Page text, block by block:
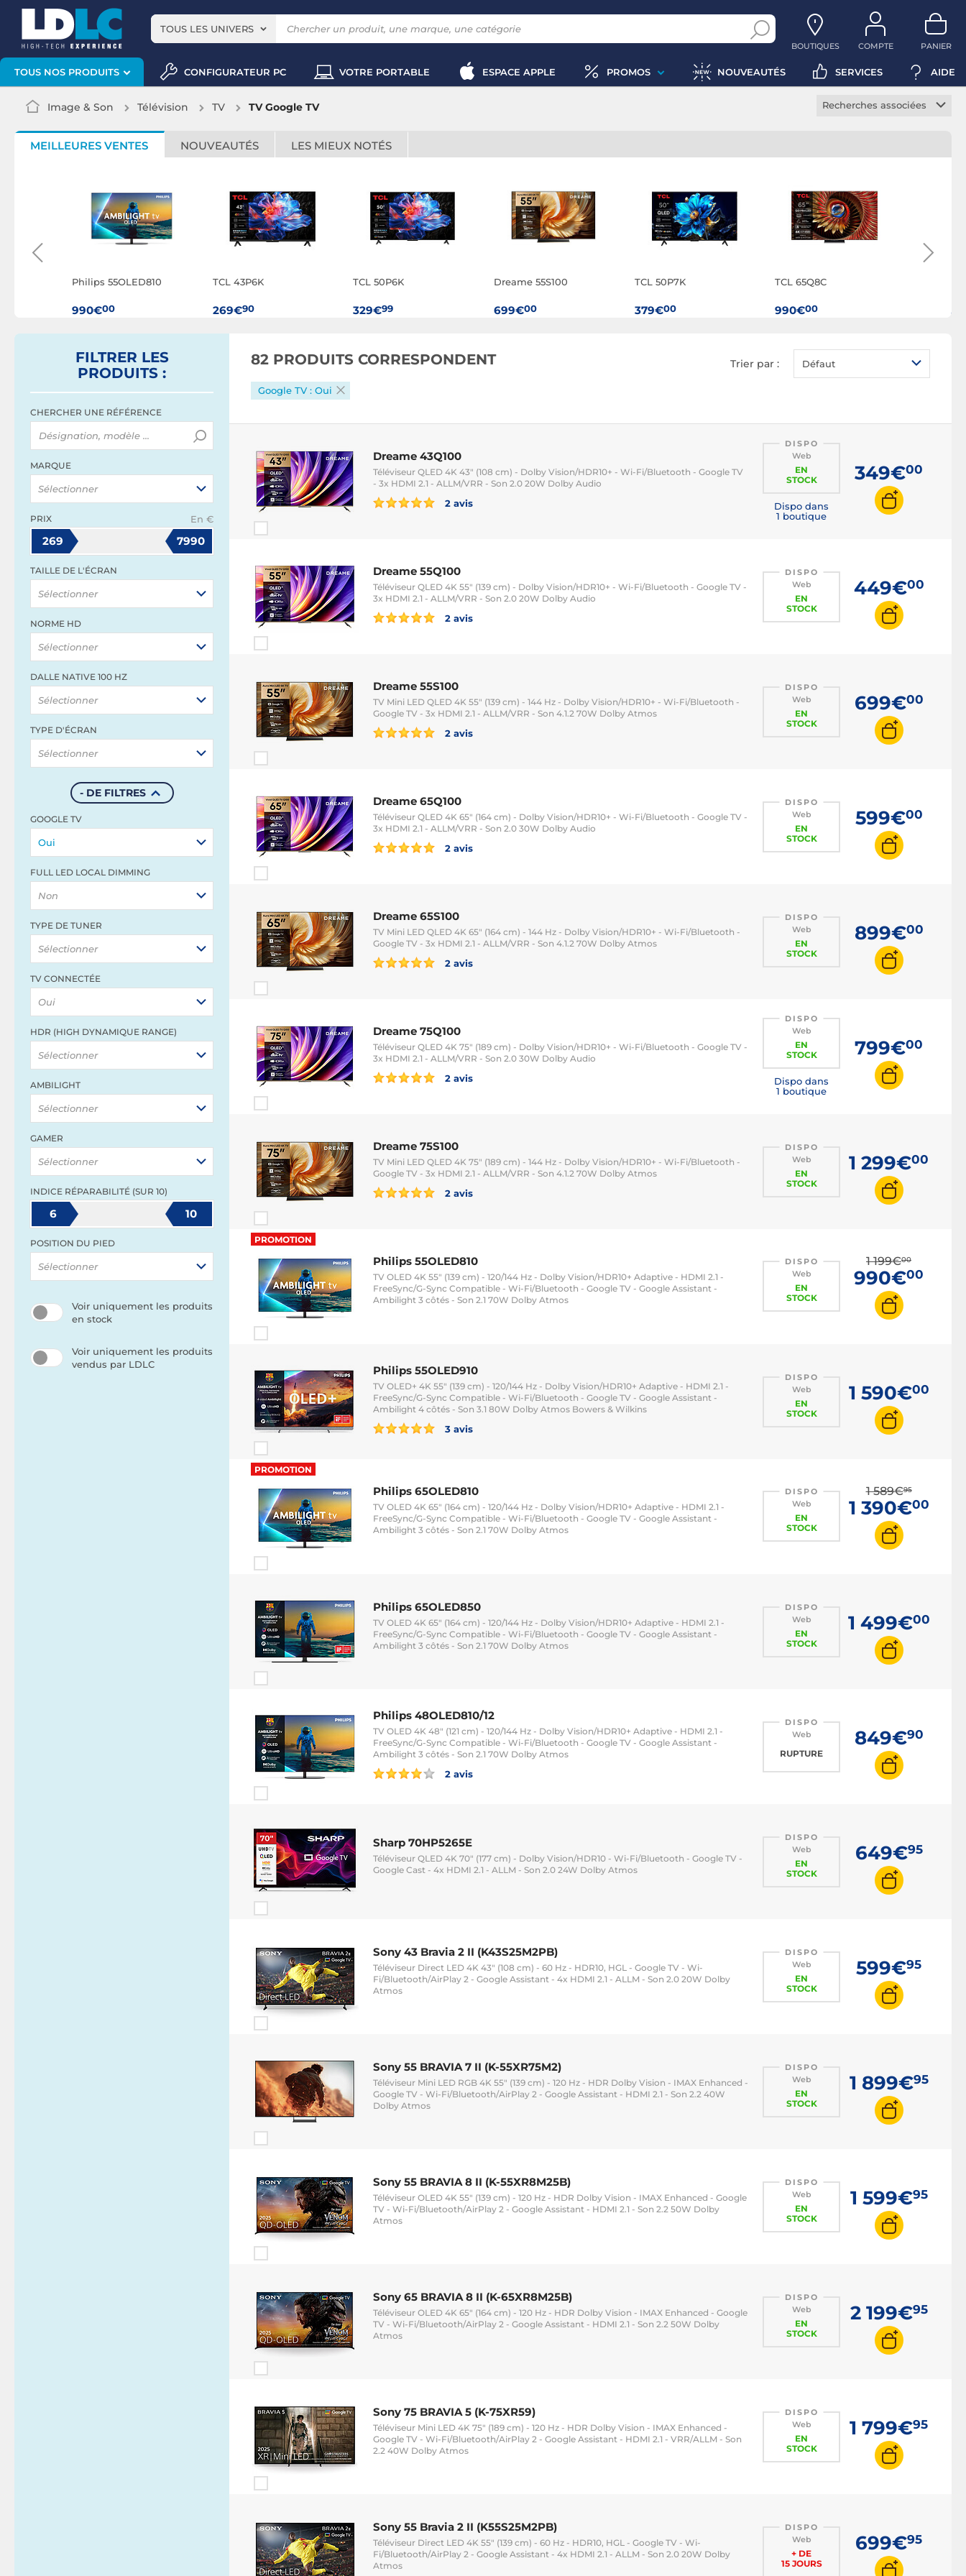
TOUS LES UNIVERS
BOUTIQUES COMPTE PANIER
TOUS NOS PRODUITS CONFIGURATEUR PC VOTRE PORTABLE ESPACE APPLE PROMOS NOUVEAUTÉS SERVICES AIDE
Image & Son Télévision TV TV Google TV
Recherches associées
TV 50 pouces
TV 55 pouces
TV 65 pouces
TV 4K
TV 100 Hz
TV Bluetooth
TV DLNA
TV gamer
TV HDMI 2.1
MEILLEURES VENTES NOUVEAUTÉS LES MIEUX NOTÉS
Philips 55OLED810
990€00
TCL 43P6K
269€90
TCL 50P6K
329€99
Dreame 55S100
699€00
TCL 50P7K
379€00
TCL 65Q8C
990€00 1 290€
FILTRER LES
PRODUITS :
CHERCHER UNE RÉFÉRENCE
MARQUE
Sélectionner
PRIX En €
269 7990
TAILLE DE L'ÉCRAN
Sélectionner
NORME HD
Sélectionner
DALLE NATIVE 100 HZ
Sélectionner
TYPE D'ÉCRAN
Sélectionner
- DE FILTRES
GOOGLE TV
Oui
FULL LED LOCAL DIMMING
Non
TYPE DE TUNER
Sélectionner
TV CONNECTÉE
Oui
HDR (HIGH DYNAMIQUE RANGE)
Sélectionner
AMBILIGHT
Sélectionner
GAMER
Sélectionner
INDICE RÉPARABILITÉ (SUR 10)
6 10
POSITION DU PIED
Sélectionner
Voir uniquement les produits
en stock
Voir uniquement les produits
vendus par LDLC
82 PRODUITS CORRESPONDENT Trier par : Défaut
Google TV : Oui
Dreame 43Q100
Téléviseur QLED 4K 43" (108 cm) - Dolby Vision/HDR10+ - Wi-Fi/Bluetooth - Google TV
- 3x HDMI 2.1 - ALLM/VRR - Son 2.0 20W Dolby Audio
2 avis
DISPO
Web
EN
STOCK
Dispo dans
1 boutique
349€00
Dreame 55Q100
Téléviseur QLED 4K 55" (139 cm) - Dolby Vision/HDR10+ - Wi-Fi/Bluetooth - Google TV -
3x HDMI 2.1 - ALLM/VRR - Son 2.0 20W Dolby Audio
2 avis
DISPO
Web
EN
STOCK
449€00
Dreame 55S100
TV Mini LED QLED 4K 55" (139 cm) - 144 Hz - Dolby Vision/HDR10+ - Wi-Fi/Bluetooth -
Google TV - 3x HDMI 2.1 - ALLM/VRR - Son 4.1.2 70W Dolby Atmos
2 avis
DISPO
Web
EN
STOCK
699€00
Dreame 65Q100
Téléviseur QLED 4K 65" (164 cm) - Dolby Vision/HDR10+ - Wi-Fi/Bluetooth - Google TV -
3x HDMI 2.1 - ALLM/VRR - Son 2.0 30W Dolby Audio
2 avis
DISPO
Web
EN
STOCK
599€00
Dreame 65S100
TV Mini LED QLED 4K 65" (164 cm) - 144 Hz - Dolby Vision/HDR10+ - Wi-Fi/Bluetooth -
Google TV - 3x HDMI 2.1 - ALLM/VRR - Son 4.1.2 70W Dolby Atmos
2 avis
DISPO
Web
EN
STOCK
899€00
Dreame 75Q100
Téléviseur QLED 4K 75" (189 cm) - Dolby Vision/HDR10+ - Wi-Fi/Bluetooth - Google TV -
3x HDMI 2.1 - ALLM/VRR - Son 2.0 30W Dolby Audio
2 avis
DISPO
Web
EN
STOCK
Dispo dans
1 boutique
799€00
Dreame 75S100
TV Mini LED QLED 4K 75" (189 cm) - 144 Hz - Dolby Vision/HDR10+ - Wi-Fi/Bluetooth -
Google TV - 3x HDMI 2.1 - ALLM/VRR - Son 4.1.2 70W Dolby Atmos
2 avis
DISPO
Web
EN
STOCK
1 299€00
PROMOTION
Philips 55OLED810
TV OLED 4K 55" (139 cm) - 120/144 Hz - Dolby Vision/HDR10+ Adaptive - HDMI 2.1 -
FreeSync/G-Sync Compatible - Wi-Fi/Bluetooth - Google TV - Google Assistant -
Ambilight 3 côtés - Son 2.1 70W Dolby Atmos
DISPO
Web
EN
STOCK
1 199€00
990€00
Philips 55OLED910
TV OLED+ 4K 55" (139 cm) - 120/144 Hz - Dolby Vision/HDR10+ Adaptive - HDMI 2.1 -
FreeSync/G-Sync Compatible - Wi-Fi/Bluetooth - Google TV - Google Assistant -
Ambilight 4 côtés - Son 3.1 80W Dolby Atmos Bowers & Wilkins
3 avis
DISPO
Web
EN
STOCK
1 590€00
PROMOTION
Philips 65OLED810
TV OLED 4K 65" (164 cm) - 120/144 Hz - Dolby Vision/HDR10+ Adaptive - HDMI 2.1 -
FreeSync/G-Sync Compatible - Wi-Fi/Bluetooth - Google TV - Google Assistant -
Ambilight 3 côtés - Son 2.1 70W Dolby Atmos
DISPO
Web
EN
STOCK
1 589€95
1 390€00
Philips 65OLED850
TV OLED 4K 65" (164 cm) - 120/144 Hz - Dolby Vision/HDR10+ Adaptive - HDMI 2.1 -
FreeSync/G-Sync Compatible - Wi-Fi/Bluetooth - Google TV - Google Assistant -
Ambilight 3 côtés - Son 2.1 70W Dolby Atmos
DISPO
Web
EN
STOCK
1 499€00
Philips 48OLED810/12
TV OLED 4K 48" (121 cm) - 120/144 Hz - Dolby Vision/HDR10+ Adaptive - HDMI 2.1 -
FreeSync/G-Sync Compatible - Wi-Fi/Bluetooth - Google TV - Google Assistant -
Ambilight 3 côtés - Son 2.1 70W Dolby Atmos
2 avis
DISPO
Web
RUPTURE
849€90
Sharp 70HP5265E
Téléviseur QLED 4K 70" (177 cm) - Dolby Vision/HDR10 - Wi-Fi/Bluetooth - Google TV -
Google Cast - 4x HDMI 2.1 - ALLM - Son 2.0 24W Dolby Atmos
DISPO
Web
EN
STOCK
649€95
Sony 43 Bravia 2 II (K43S25M2PB)
Téléviseur Direct LED 4K 43" (108 cm) - 60 Hz - HDR10, HGL - Google TV - Wi-
Fi/Bluetooth/AirPlay 2 - Google Assistant - 4x HDMI 2.1 - ALLM - Son 2.0 20W Dolby
Atmos
DISPO
Web
EN
STOCK
599€95
Sony 55 BRAVIA 7 II (K-55XR75M2)
Téléviseur Mini LED RGB 4K 55" (139 cm) - 120 Hz - HDR Dolby Vision - IMAX Enhanced -
Google TV - Wi-Fi/Bluetooth/AirPlay 2 - Google Assistant - HDMI 2.1 - Son 2.2 40W
Dolby Atmos
DISPO
Web
EN
STOCK
1 899€95
Sony 55 BRAVIA 8 II (K-55XR8M25B)
Téléviseur OLED 4K 55" (139 cm) - 120 Hz - HDR Dolby Vision - IMAX Enhanced - Google
TV - Wi-Fi/Bluetooth/AirPlay 2 - Google Assistant - HDMI 2.1 - Son 2.2 50W Dolby
Atmos
DISPO
Web
EN
STOCK
1 599€95
Sony 65 BRAVIA 8 II (K-65XR8M25B)
Téléviseur OLED 4K 65" (164 cm) - 120 Hz - HDR Dolby Vision - IMAX Enhanced - Google
TV - Wi-Fi/Bluetooth/AirPlay 2 - Google Assistant - HDMI 2.1 - Son 2.2 50W Dolby
Atmos
DISPO
Web
EN
STOCK
2 199€95
Sony 75 BRAVIA 5 (K-75XR59)
Téléviseur Mini LED 4K 75" (189 cm) - 120 Hz - HDR Dolby Vision - IMAX Enhanced -
Google TV - Wi-Fi/Bluetooth/AirPlay 2 - Google Assistant - HDMI 2.1 - VRR/ALLM - Son
2.2 40W Dolby Atmos
DISPO
Web
EN
STOCK
1 799€95
Sony 55 Bravia 2 II (K55S25M2PB)
Téléviseur Direct LED 4K 55" (139 cm) - 60 Hz - HDR10, HGL - Google TV - Wi-
Fi/Bluetooth/AirPlay 2 - Google Assistant - 4x HDMI 2.1 - ALLM - Son 2.0 20W Dolby
Atmos
DISPO
Web
+ DE
15 JOURS
699€95